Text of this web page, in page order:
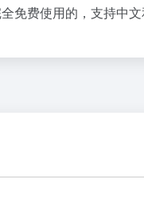
免费使用的，支持中